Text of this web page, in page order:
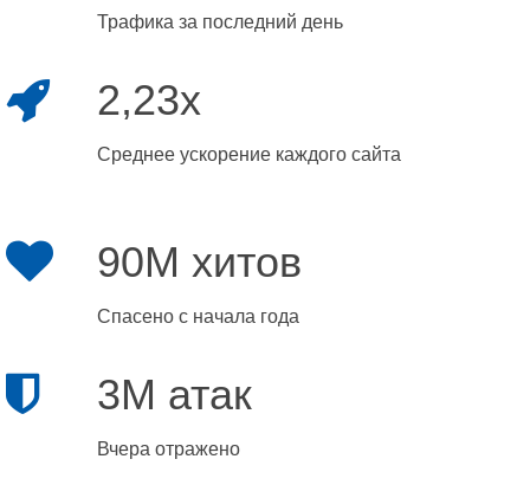
Трафика за последний день
2,23x
Среднее ускорение каждого сайта
90M хитов
Спасено с начала года
3M атак
Вчера отражено